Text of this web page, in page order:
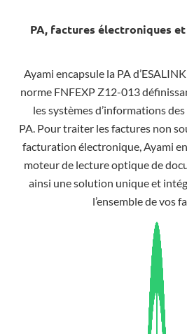
PA, factures électroniques
Ayami encapsule la PA
norme FNFEXP Z12-013
les systèmes d’informations
PA. Pour traiter les factures non
facturation électronique, Ayami
moteur de lecture optique de
ainsi une solution unique et
l’ensemble de vos